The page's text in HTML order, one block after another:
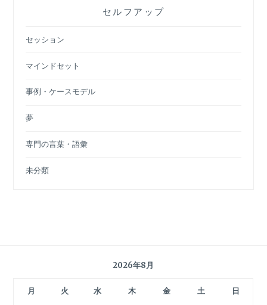
セルフアップ
セッション
マインドセット
事例・ケースモデル
夢
専門の言葉・語彙
未分類
2026年8月
月 火 水 木 金 土 日